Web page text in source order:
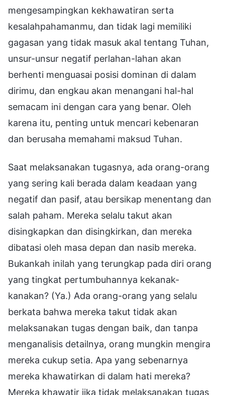
mengesampingkan kekhawatiran serta
kesalahpahamanmu, dan tidak lagi memiliki
gagasan yang tidak masuk akal tentang Tuhan,
unsur-unsur negatif perlahan-lahan akan
berhenti menguasai posisi dominan di dalam
dirimu, dan engkau akan menangani hal-hal
semacam ini dengan cara yang benar. Oleh
karena itu, penting untuk mencari kebenaran
dan berusaha memahami maksud Tuhan.
Saat melaksanakan tugasnya, ada orang-orang
yang sering kali berada dalam keadaan yang
negatif dan pasif, atau bersikap menentang dan
salah paham. Mereka selalu takut akan
disingkapkan dan disingkirkan, dan mereka
dibatasi oleh masa depan dan nasib mereka.
Bukankah inilah yang terungkap pada diri orang
yang tingkat pertumbuhannya kekanak-
kanakan? (Ya.) Ada orang-orang yang selalu
berkata bahwa mereka takut tidak akan
melaksanakan tugas dengan baik, dan tanpa
menganalisis detailnya, orang mungkin mengira
mereka cukup setia. Apa yang sebenarnya
mereka khawatirkan di dalam hati mereka?
Mereka khawatir jika tidak melaksanakan tugas